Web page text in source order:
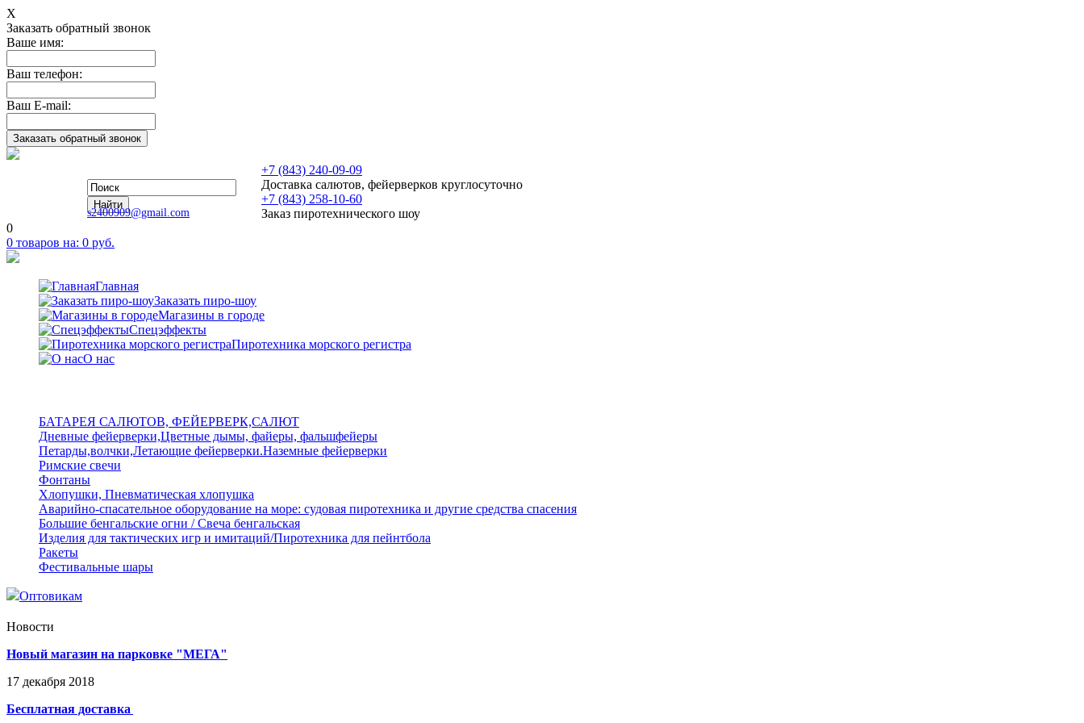
Х
Заказать обратный звонок
Ваше имя:
Ваш телефон:
Ваш E-mail:
s2400909@gmail.com
+7 (843) 240-09-09
Доставка салютов, фейерверков круглосуточно
+7 (843) 258-10-60
Заказ пиротехнического шоу
0
0 товаров на: 0 руб.
Главная
Заказать пиро-шоу
Магазины в городе
Спецэффекты
Пиротехника морского регистра
О нас
БАТАРЕЯ САЛЮТОВ, ФЕЙЕРВЕРК,САЛЮТ
Дневные фейерверки,Цветные дымы, файеры, фальшфейеры
Петарды,волчки,Летающие фейерверки.Наземные фейерверки
Римские свечи
Фонтаны
Хлопушки, Пневматическая хлопушка
Аварийно-спасательное оборудование на море: судовая пиротехника и другие средства спасения
Большие бенгальские огни / Свеча бенгальская
Изделия для тактических игр и имитаций/Пиротехника для пейнтбола
Ракеты
Фестивальные шары
Оптовикам
Новости
Новый магазин на парковке "МЕГА"
17 декабря 2018
Бесплатная доставка